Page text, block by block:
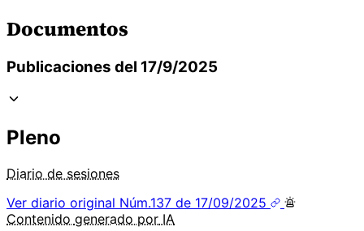
Documentos
Publicaciones del 17/9/2025
Pleno
Diario de sesiones
Ver diario original Núm.137 de 17/09/2025
Contenido generado por IA